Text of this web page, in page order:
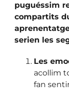
puguéssim
compartits
serien les
Les
acollim
fan